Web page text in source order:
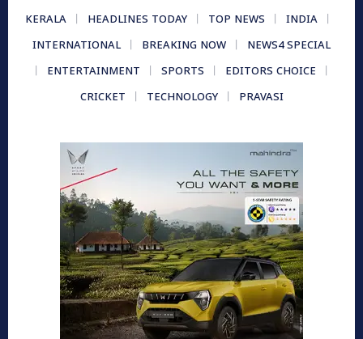
KERALA HEADLINES TODAY TOP NEWS
INDIA
INTERNATIONAL
BREAKING NOW
NEWS4 SPECIAL
ENTERTAINMENT
SPORTS
EDITORS CHOICE
CRICKET
TECHNOLOGY PRAVASI